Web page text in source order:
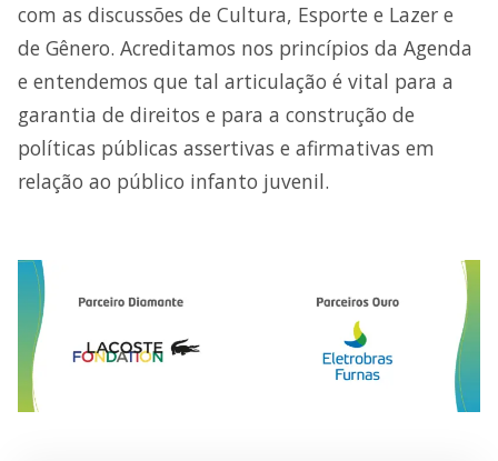
com as discussões de Cultura, Esporte e Lazer e
de Gênero. Acreditamos nos princípios da Agenda
e entendemos que tal articulação é vital para a
garantia de direitos e para a construção de
políticas públicas assertivas e afirmativas em
relação ao público infanto juvenil.